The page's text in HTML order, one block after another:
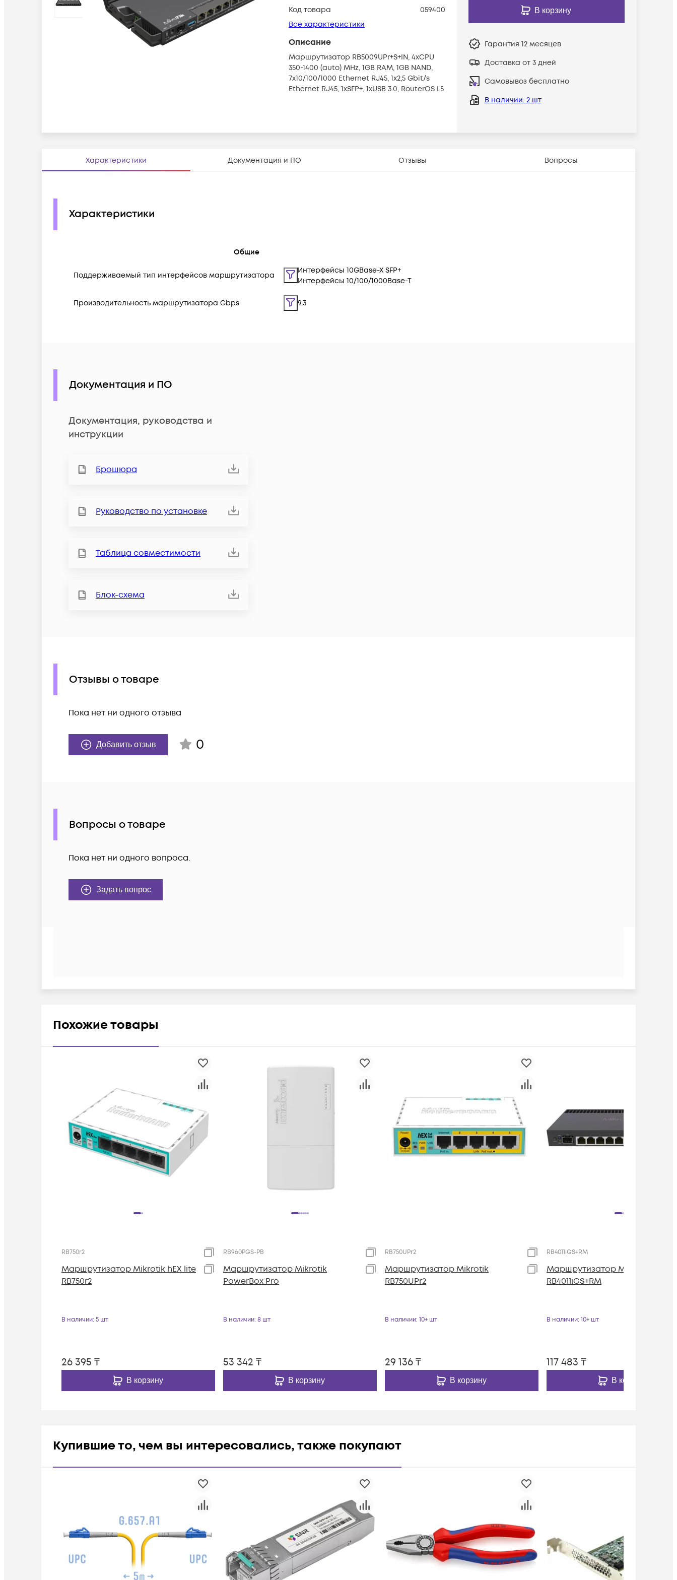
Код товара
059400
Все характеристики
Описание
Маршрутизатор RB5009UPr+S+IN, 4xCPU
350-1400 (auto) MHz, 1GB RAM, 1GB NAND,
7x10/100/1000 Ethernet RJ45, 1x2,5 Gbit/s
Ethernet RJ45, 1xSFP+, 1xUSB 3.0, RouterOS L5
В корзину
Гарантия 12 месяцев
Доставка от 3 дней
Самовывоз бесплатно
В наличии: 2 шт
Характеристики Документация и ПО Отзывы Вопросы
Характеристики
Общие
Поддерживаемый тип интерфейсов маршрутизатора
Интерфейсы 10GBase-X SFP+
Интерфейсы 10/100/1000Base-T
Производительность маршрутизатора Gbps 9.3
Документация и ПО
Документация, руководства и
инструкции
Брошюра
Руководство по установке
Таблица совместимости
Блок-схема
Отзывы о товаре
Пока нет ни одного отзыва
Добавить отзыв 0
Вопросы о товаре
Пока нет ни одного вопроса.
Задать вопрос
Похожие товары
RB750r2
Маршрутизатор Mikrotik hEX lite
RB750r2
В наличии: 5 шт
26 395 ₸
В корзину
RB960PGS-PB
Маршрутизатор Mikrotik
PowerBox Pro
В наличии: 8 шт
53 342 ₸
В корзину
RB750UPr2
Маршрутизатор Mikrotik
RB750UPr2
В наличии: 10+ шт
29 136₸
В корзину
RB4011iGS+RM
Маршрутизатор Mikrotik
RB4011iGS+RM
В наличии: 10+ шт
117 483 ₸
В корзину
Купившие то, чем вы интересовались, также покупают